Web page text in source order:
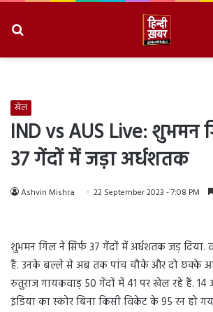
खेल
IND vs AUS Live: शुभमन
37 गेंदों में जड़ा अर्धशतक
Ashvin Mishra 22 September 2023 - 7:08 PM
शुभमन गिल ने सिर्फ 37 गेंदों में अर्धशतक जड़ दिया.
हैं. उनके बल्ले से अब तक पांच चौके और दो छक्के
रुतुराज गायकवाड़ 50 गेंदों में 41 पर खेल रहे हैं.
इंडिया का स्कोर बिना किसी विकेट के 95 रन हो